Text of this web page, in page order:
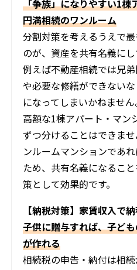
「争族」になりやすい1棟
円満相続のワンルーム
分割対策を考えるうえで
のが、資産を共有名義にし
例えば不動産相続では兄
や必要な修繕ができない
になってしまいかねません
高額な1棟アパート・マン
ずつ分けることはできま
ンルームマンションであ
ため、共有名義になるこ
策として効果的です。
【納税対策】家賃収入で
子供に贈与すれば、子ど
が作れる
相続税の申告・納付は相